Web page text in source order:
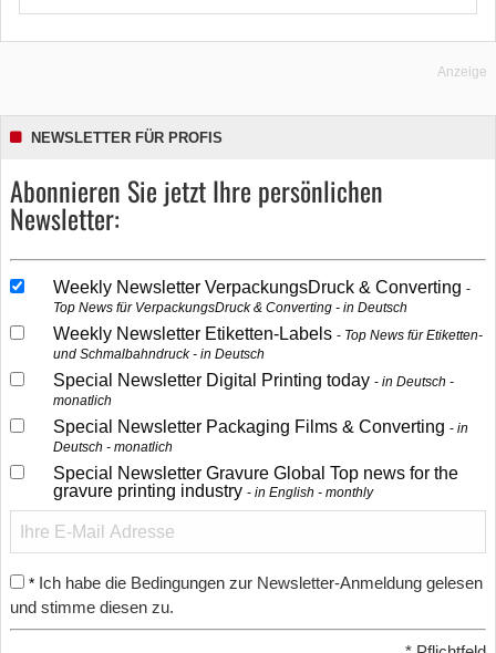
Anzeige
NEWSLETTER FÜR PROFIS
Abonnieren Sie jetzt Ihre persönlichen
Newsletter:
Weekly Newsletter VerpackungsDruck & Converting
Top News für VerpackungsDruck & Converting - in Deutsch
Weekly Newsletter Etiketten-Labels
Top News für Etiketten-
und Schmalbahndruck - in Deutsch
Special Newsletter Digital Printing today
in Deutsch -
monatlich
Special Newsletter Packaging Films & Converting
in
Deutsch - monatlich
Special Newsletter Gravure Global Top news for the
gravure printing industry
in English - monthly
* Ich habe die Bedingungen zur Newsletter-Anmeldung gelesen
und stimme diesen zu.